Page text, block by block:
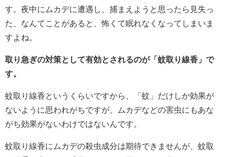
す。夜中にムカデに遭遇し、捕まえようと思ったら見失っ
た、なんてことがあると、怖くて眠れなくなってしまいま
すよね。
取り急ぎの対策として有効とされるのが「蚊取り線香」で
す。
蚊取り線香というくらいですから、「蚊」だけしか効果が
ないように思われがちですが、ムカデなどの害虫にもあな
がち効果がないわけではないんです。
蚊取り線香にムカデの殺虫成分は期待できませんが、蚊取